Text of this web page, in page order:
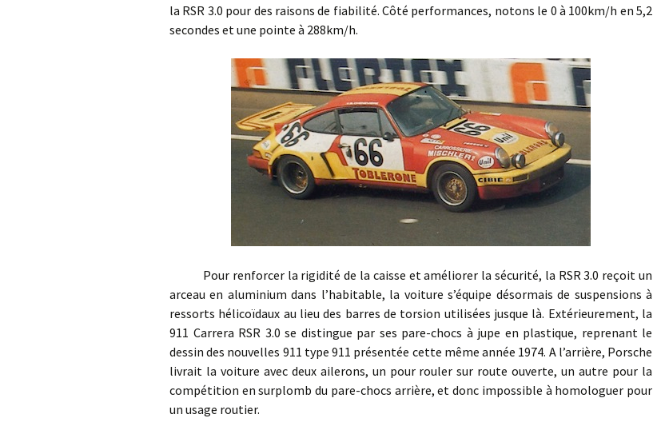
la RSR 3.0 pour des raisons de fiabilité. Côté performances, notons le 0 à 100km/h en 5,2
secondes et une pointe à 288km/h.
Pour renforcer la rigidité de la caisse et améliorer la sécurité, la RSR 3.0 reçoit un
arceau en aluminium dans l’habitable, la voiture s’équipe désormais de suspensions à
ressorts hélicoïdaux au lieu des barres de torsion utilisées jusque là. Extérieurement, la
911 Carrera RSR 3.0 se distingue par ses pare-chocs à jupe en plastique, reprenant le
dessin des nouvelles 911 type 911 présentée cette même année 1974. A l’arrière, Porsche
livrait la voiture avec deux ailerons, un pour rouler sur route ouverte, un autre pour la
compétition en surplomb du pare-chocs arrière, et donc impossible à homologuer pour
un usage routier.